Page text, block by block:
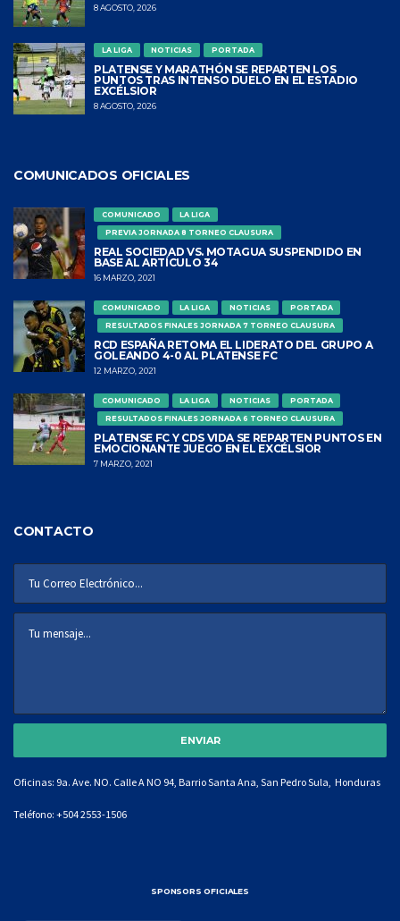
8 AGOSTO, 2026
LA LIGA NOTICIAS PORTADA
PLATENSE Y MARATHÓN SE REPARTEN LOS
PUNTOS TRAS INTENSO DUELO EN EL ESTADIO
EXCÉLSIOR
8 AGOSTO, 2026
COMUNICADOS OFICIALES
COMUNICADO
LA LIGA
PREVIA JORNADA 8 TORNEO CLAUSURA
REAL SOCIEDAD VS. MOTAGUA SUSPENDIDO EN
BASE AL ARTÍCULO 34
16 MARZO, 2021
COMUNICADO LA LIGA NOTICIAS
PORTADA
RESULTADOS FINALES JORNADA 7 TORNEO CLAUSURA
RCD ESPAÑA RETOMA EL LIDERATO DEL GRUPO A
GOLEANDO 4-0 AL PLATENSE FC
12 MARZO, 2021
COMUNICADO LA LIGA NOTICIAS
PORTADA
RESULTADOS FINALES JORNADA 6 TORNEO CLAUSURA
PLATENSE FC Y CDS VIDA SE REPARTEN PUNTOS EN
EMOCIONANTE JUEGO EN EL EXCÉLSIOR
7 MARZO, 2021
CONTACTO
Oficinas: 9a. Ave. NO. Calle A NO 94, Barrio Santa Ana, San Pedro Sula, Honduras
Teléfono: +504 2553-1506
SPONSORS OFICIALES